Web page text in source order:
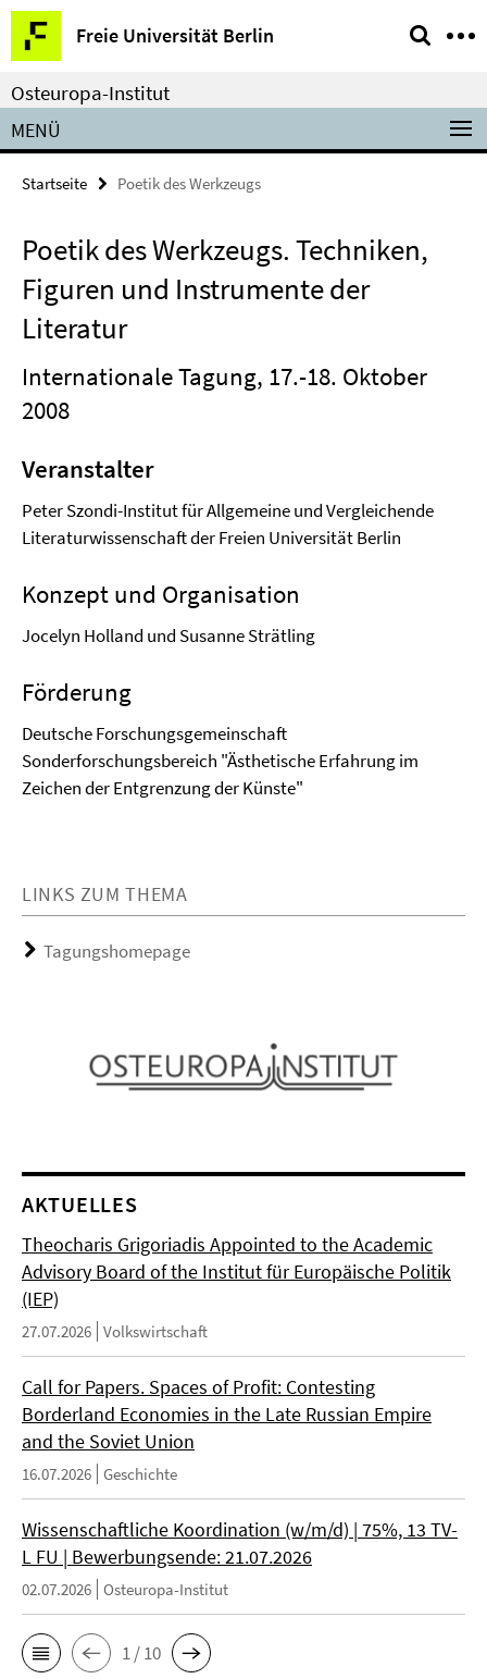
Springe
direkt
zu
Inhalt
Freie Universität Berlin
Service-
Navigation
Osteuropa-Institut
MENÜ
Startseite Poetik des Werkzeugs
Poetik des Werkzeugs. Techniken,
Figuren und Instrumente der
Literatur
Internationale Tagung, 17.-18. Oktober
2008
Veranstalter
Peter Szondi-Institut für Allgemeine und Vergleichende
Literaturwissenschaft der Freien Universität Berlin
Konzept und Organisation
Jocelyn Holland und Susanne Strätling
Förderung
Deutsche Forschungsgemeinschaft
Sonderforschungsbereich "Ästhetische Erfahrung im
Zeichen der Entgrenzung der Künste"
LINKS ZUM THEMA
Tagungshomepage
AKTUELLES
Theocharis Grigoriadis Appointed to the Academic
Advisory Board of the Institut für Europäische Politik
(IEP)
27.07.2026 Volkswirtschaft
Call for Papers. Spaces of Profit: Contesting
Borderland Economies in the Late Russian Empire
and the Soviet Union
16.07.2026 Geschichte
Wissenschaftliche Koordination (w/m/d) | 75%, 13 TV-
L FU | Bewerbungsende: 21.07.2026
02.07.2026 Osteuropa-Institut
1 / 10